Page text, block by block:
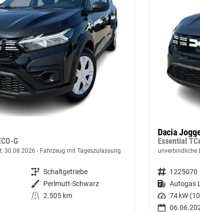
G
30.08.2026 Fahrzeug mit Tageszulassung
Getriebe Schaltgetriebe
Außenfarbe Perlmutt-Schwarz
Kilometerstand 2.505 km
Dacia
Essential
unverbindliche
Fahrzeugnummer 1225070
Kraftstoff Autogas
Leistung 74 kW